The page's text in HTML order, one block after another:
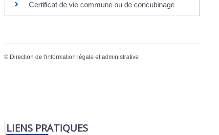
Certificat de vie commune ou de concubinage
© Direction de l'information légale et administrative
LIENS PRATIQUES